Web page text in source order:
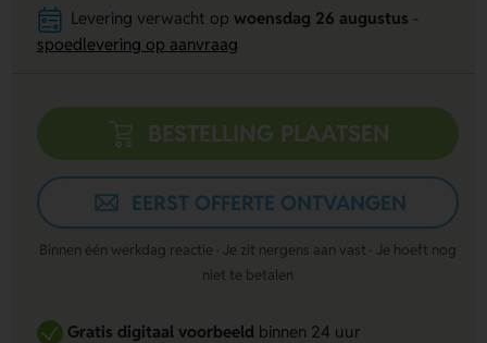
Levering verwacht op woensdag 26 augustus
spoedlevering op aanvraag
BESTELLING PLAATSEN
EERST OFFERTE ONTVANGEN
Binnen één werkdag reactie · Je zit nergens aan vast · Je hoeft nog
niet te betalen
Gratis digitaal voorbeeldbinnen 24 uur